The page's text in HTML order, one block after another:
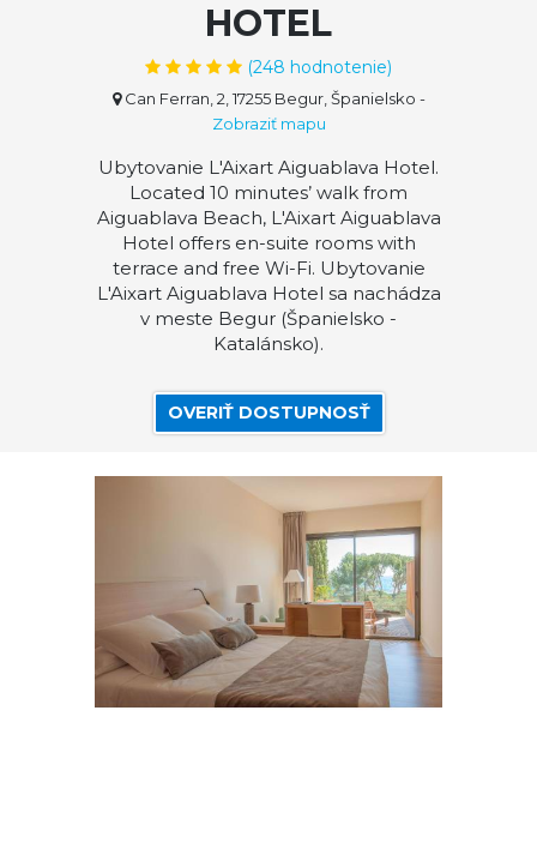
HOTEL
(248 hodnotenie)
Can Ferran, 2, 17255 Begur, Španielsko -
Zobraziť mapu
Ubytovanie L'Aixart Aiguablava Hotel.
Located 10 minutes’ walk from
Aiguablava Beach, L'Aixart Aiguablava
Hotel offers en-suite rooms with
terrace and free Wi-Fi. Ubytovanie
L'Aixart Aiguablava Hotel sa nachádza
v meste Begur (Španielsko -
Katalánsko).
OVERIŤ DOSTUPNOSŤ